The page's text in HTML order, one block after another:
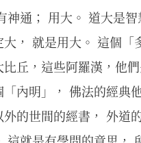
神通； 用大。 道大是智
大， 就是用大。 這個「
比丘，這些阿羅漢，他
內明」， 佛法的經典
外的世間的經書， 外道